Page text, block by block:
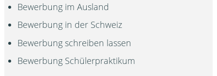
Bewerbung im Ausland
Bewerbung in der Schweiz
Bewerbung schreiben lassen
Bewerbung Schülerpraktikum